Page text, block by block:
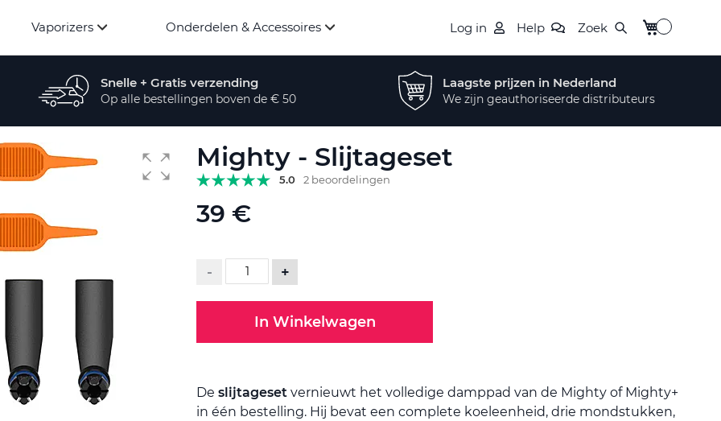
Vaporizers Onderdelen & Accessoires Log in Help Zoek Winkelwagen
Snelle + Gratis verzending
Op alle bestellingen boven de € 50
Laagste prijzen in Nederland
We zijn geauthoriseerde distributeurs
Mighty - Slijtageset
5.0 2 beoordelingen
39 €
- +
In Winkelwagen
De slijtageset vernieuwt het volledige damppad van de Mighty of Mighty+
in één bestelling. Hij bevat een complete koeleenheid, drie mondstukken,